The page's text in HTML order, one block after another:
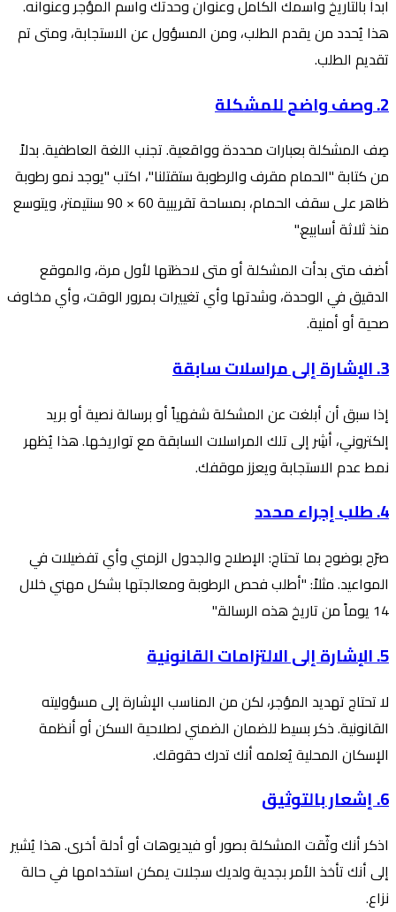
ابدأ بالتاريخ واسمك الكامل وعنوان وحدتك واسم المؤجر وعنوانه.
هذا يُحدد من يقدم الطلب، ومن المسؤول عن الاستجابة، ومتى تم
تقديم الطلب.
2. وصف واضح للمشكلة
صِف المشكلة بعبارات محددة وواقعية. تجنب اللغة العاطفية. بدلاً
من كتابة "الحمام مقرف والرطوبة ستقتلنا"، اكتب "يوجد نمو رطوبة
ظاهر على سقف الحمام، بمساحة تقريبية 60 × 90 سنتيمتر، ويتوسع
منذ ثلاثة أسابيع."
أضف متى بدأت المشكلة أو متى لاحظتها لأول مرة، والموقع
الدقيق في الوحدة، وشدتها وأي تغييرات بمرور الوقت، وأي مخاوف
صحية أو أمنية.
3. الإشارة إلى مراسلات سابقة
إذا سبق أن أبلغت عن المشكلة شفهياً أو برسالة نصية أو بريد
إلكتروني، أشِر إلى تلك المراسلات السابقة مع تواريخها. هذا يُظهر
نمط عدم الاستجابة ويعزز موقفك.
4. طلب إجراء محدد
صرّح بوضوح بما تحتاج: الإصلاح والجدول الزمني وأي تفضيلات في
المواعيد. مثلاً: "أطلب فحص الرطوبة ومعالجتها بشكل مهني خلال
14 يوماً من تاريخ هذه الرسالة."
5. الإشارة إلى الالتزامات القانونية
لا تحتاج تهديد المؤجر، لكن من المناسب الإشارة إلى مسؤوليته
القانونية. ذكر بسيط للضمان الضمني لصلاحية السكن أو أنظمة
الإسكان المحلية يُعلمه أنك تدرك حقوقك.
6. إشعار بالتوثيق
اذكر أنك وثّقت المشكلة بصور أو فيديوهات أو أدلة أخرى. هذا يُشير
إلى أنك تأخذ الأمر بجدية ولديك سجلات يمكن استخدامها في حالة
نزاع.